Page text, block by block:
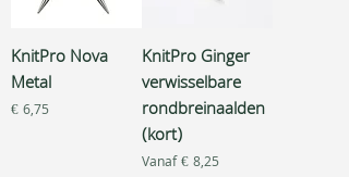
KnitPro Nova
Metal
Prijs
€ 6,75
KnitPro Ginger
verwisselbare
rondbreinaalden
(kort)
Vanaf€ 8,25
Verkoopprijs